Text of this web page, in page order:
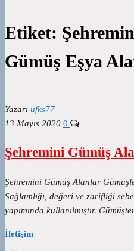
Etiket:
Gümüş Eşya
Yazarı ufks77
13 Mayıs 2020 0
Şehremini Gümüş
Şehremini Gümüş Alanlar
Sağlamlığı, değeri ve zarifliği
yapımında kullanılmıştır.
İletişim